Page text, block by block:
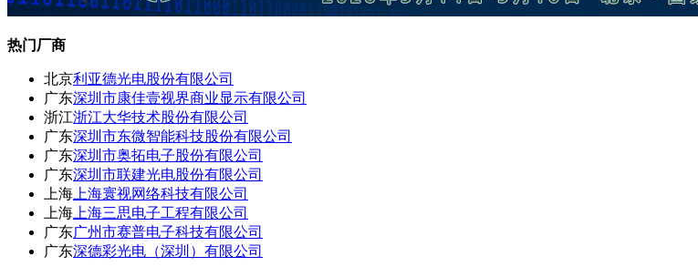
热门厂商
北京利亚德光电股份有限公司
广东深圳市康佳壹视界商业显示有限公司
浙江浙江大华技术股份有限公司
广东深圳市东微智能科技股份有限公司
广东深圳市奥拓电子股份有限公司
广东深圳市联建光电股份有限公司
上海 上海寰视网络科技有限公司
上海 上海三思电子工程有限公司
广东广州市赛普电子科技有限公司
广东深德彩光电（深圳）有限公司